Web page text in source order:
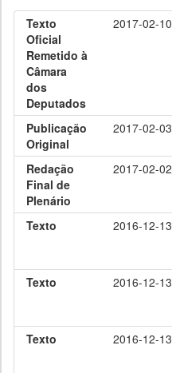
Texto
Oficial
Remetido à
Câmara
dos
Deputados
2017-02-10
Publicação
Original
2017-02-03
Redação
Final de
Plenário
2017-02-02
Texto
2016-12-13
Texto
2016-12-13
Texto
2016-12-13